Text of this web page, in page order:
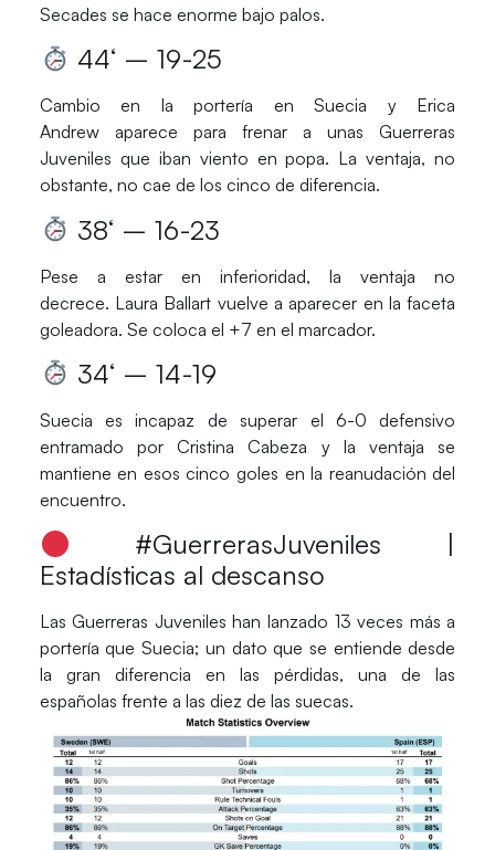
Secades se hace enorme bajo palos.
44‘ – 19-25
Cambio en la portería enSuecia y Erica
Andrew aparece para frenar a unasGuerreras
Juveniles que iban viento en popa. La ventaja, no
obstante, no cae de los cinco de diferencia.
38‘ – 16-23
Pese a estar en inferioridad, la ventaja no
decrece. Laura Ballart vuelve a aparecer en la faceta
goleadora. Se coloca el +7 en el marcador.
34‘ – 14-19
Suecia es incapaz de superar el 6-0 defensivo
entramado porCristina Cabeza y la ventaja se
mantiene en esos cinco goles en la reanudación del
encuentro.
#GuerrerasJuveniles |
Estadísticas al descanso
LasGuerreras Juveniles han lanzado 13 veces más a
portería queSuecia; un dato que se entiende desde
la gran diferencia en las pérdidas, una de las
españolas frente a las diez de las suecas.